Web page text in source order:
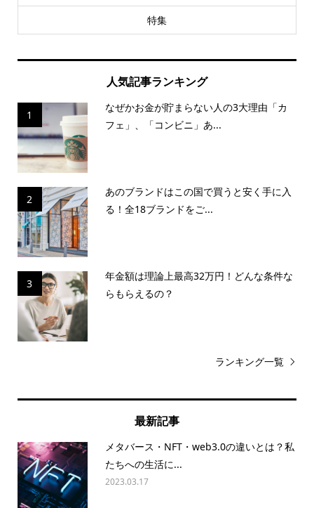
特集
人気記事ランキング
1
なぜかお金が貯まらない人の3大理由「カ
フェ」、「コンビニ」あ...
2
あのブランドはこの国で買うと安く手に入
る！全18ブランドをご...
3
年金額は理論上最高32万円！どんな条件な
らもらえるの？
ランキング一覧
最新記事
メタバース・NFT・web3.0の違いとは？私
たちへの生活に...
2023.03.17